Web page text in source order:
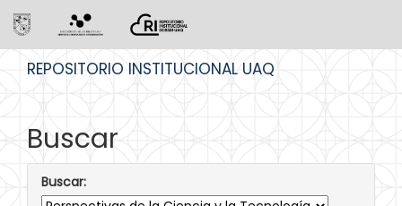
REPOSITORIO INSTITUCIONAL UAQ
Buscar
Buscar: